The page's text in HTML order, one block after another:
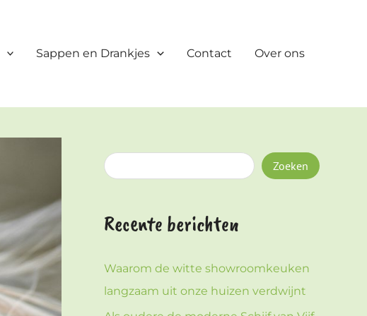
Sappen en Drankjes Contact Over ons
e
Zoeken
Recente berichten
Waarom de witte showroomkeuken
langzaam uit onze huizen verdwijnt